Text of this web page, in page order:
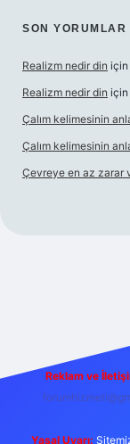
SON YORUMLAR
Realizm nedir din için
Realizm nedir din için
Çalım kelimesinin
Çalım kelimesinin
Çevreye en az zarar
Reklam ve
Yasal Uyarı: